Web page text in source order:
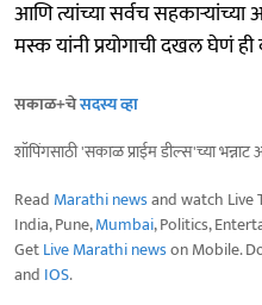
आणि त्यांच्या सर्वच
मस्क यांनी प्रयोगाची दखल घेणं
सकाळ+चेसदस्य व्हा
शॉपिंगसाठी 'सकाळ प्राईम डील्स'च्या
Read Marathi newsand watch Live
India, Pune,Mumbai, Politics,
GetLive Marathi newson Mobile.
and IOS.